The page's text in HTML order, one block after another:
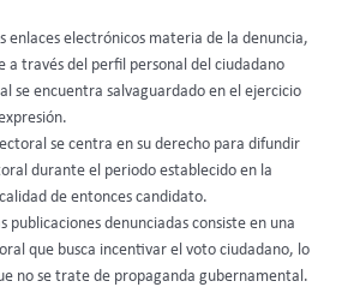
enlaces electrónicos materia de la denuncia,
a través del perfil personal del ciudadano
se encuentra salvaguardado en el ejercicio
se centra en su derecho para difundir
durante el periodo establecido en la
de entonces candidato.
publicaciones denunciadas consiste en una
que busca incentivar el voto ciudadano, lo
no se trate de propaganda gubernamental.